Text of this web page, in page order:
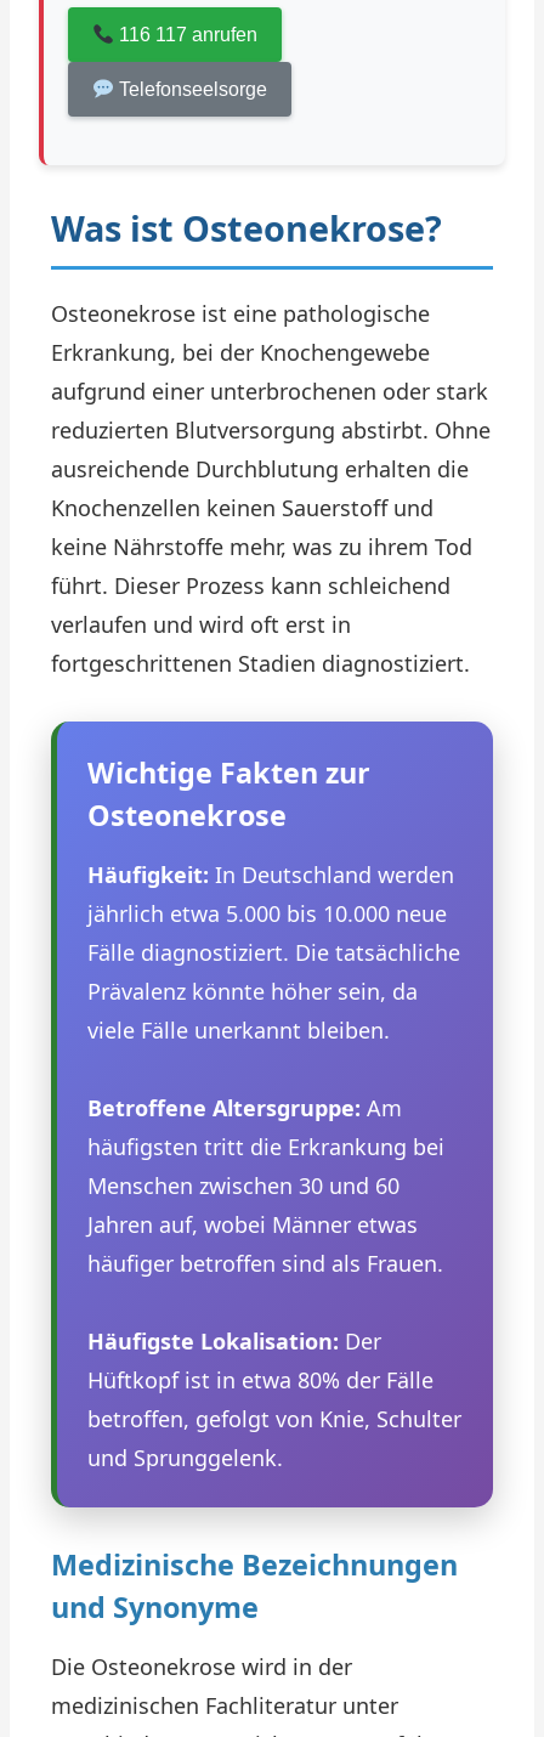
116 117 anrufen
Telefonseelsorge
Was ist Osteonekrose?
Osteonekrose ist eine pathologische
Erkrankung, bei der Knochengewebe
aufgrund einer unterbrochenen oder stark
reduzierten Blutversorgung abstirbt. Ohne
ausreichende Durchblutung erhalten die
Knochenzellen keinen Sauerstoff und
keine Nährstoffe mehr, was zu ihrem Tod
führt. Dieser Prozess kann schleichend
verlaufen und wird oft erst in
fortgeschrittenen Stadien diagnostiziert.
Wichtige Fakten zur
Osteonekrose
Häufigkeit: In Deutschland werden
jährlich etwa 5.000 bis 10.000 neue
Fälle diagnostiziert. Die tatsächliche
Prävalenz könnte höher sein, da
viele Fälle unerkannt bleiben.
Betroffene Altersgruppe: Am
häufigsten tritt die Erkrankung bei
Menschen zwischen 30 und 60
Jahren auf, wobei Männer etwas
häufiger betroffen sind als Frauen.
Häufigste Lokalisation: Der
Hüftkopf ist in etwa 80% der Fälle
betroffen, gefolgt von Knie, Schulter
und Sprunggelenk.
Medizinische Bezeichnungen
und Synonyme
Die Osteonekrose wird in der
medizinischen Fachliteratur unter